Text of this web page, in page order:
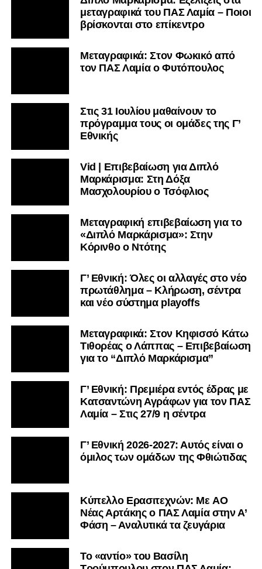
μεταγραφικά του ΠΑΣ Λαμία – Ποιοι
βρίσκονται στο επίκεντρο
Μεταγραφικά: Στον Φωκικό από
τον ΠΑΣ Λαμία ο Φυτόπουλος
Στις 31 Ιουλίου μαθαίνουν το
πρόγραμμα τους οι ομάδες της Γ’
Εθνικής
Vid | Επιβεβαίωση για Διπλό
Μαρκάρισμα: Στη Δόξα
Μασχολουρίου ο Τσόφλιος
Μεταγραφική επιβεβαίωση για το
«Διπλό Μαρκάρισμα»: Στην
Κόρινθο ο Ντότης
Γ’ Εθνική: Όλες οι αλλαγές στο νέο
πρωτάθλημα – Κλήρωση, σέντρα
και νέο σύστημα playoffs
Μεταγραφικά: Στον Κηφισσό Κάτω
Τιθορέας ο Λάππας – Επιβεβαίωση
για το “Διπλό Μαρκάρισμα”
Γ’ Εθνική: Πρεμιέρα εντός έδρας με
Κατσαντώνη Αγράφων για τον ΠΑΣ
Λαμία – Στις 27/9 η σέντρα
Γ’ Εθνική 2026-2027: Αυτός είναι ο
όμιλος των ομάδων της Φθιώτιδας
Kύπελλο Ερασιτεχνών: Με AO
Nέας Αρτάκης ο ΠΑΣ Λαμία στην Α’
Φάση – Αναλυτικά τα ζευγάρια
Το «αντίο» του Βασίλη